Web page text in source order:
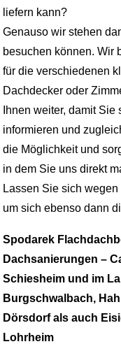
liefern kann?
Genauso wir stehen
besuchen können. Wir
für die verschiedenen
Dachdecker oder
Ihnen weiter, damit
informieren und
die Möglichkeit und
in dem Sie uns direkt
Lassen Sie sich
um sich ebenso dann
Spodarek
Dachsanierungen –
Schiesheim und im
Burgschwalbach,
Dörsdorf als auch
Lohrheim